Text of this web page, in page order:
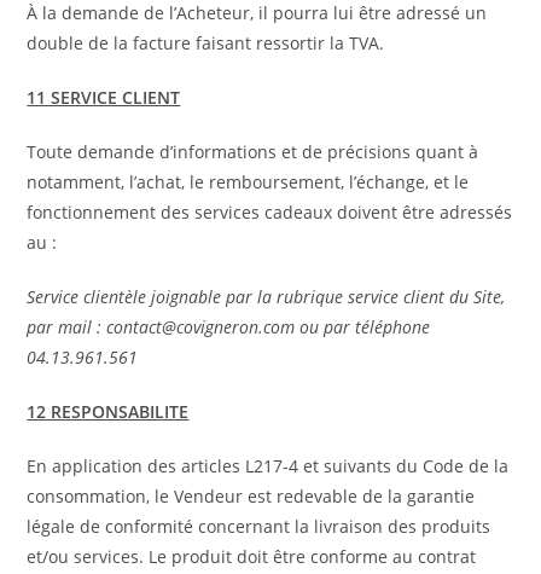
À la demande de l’Acheteur, il pourra lui être adressé un
double de la facture faisant ressortir la TVA.
11 SERVICE CLIENT
Toute demande d’informations et de précisions quant à
notamment, l’achat, le remboursement, l’échange, et le
fonctionnement des services cadeaux doivent être adressés
au :
Service clientèle joignable par la rubrique service client du Site,
par mail : contact@covigneron.com ou par téléphone
04.13.961.561
12 RESPONSABILITE
En application des articles L217-4 et suivants du Code de la
consommation, le Vendeur est redevable de la garantie
légale de conformité concernant la livraison des produits
et/ou services. Le produit doit être conforme au contrat